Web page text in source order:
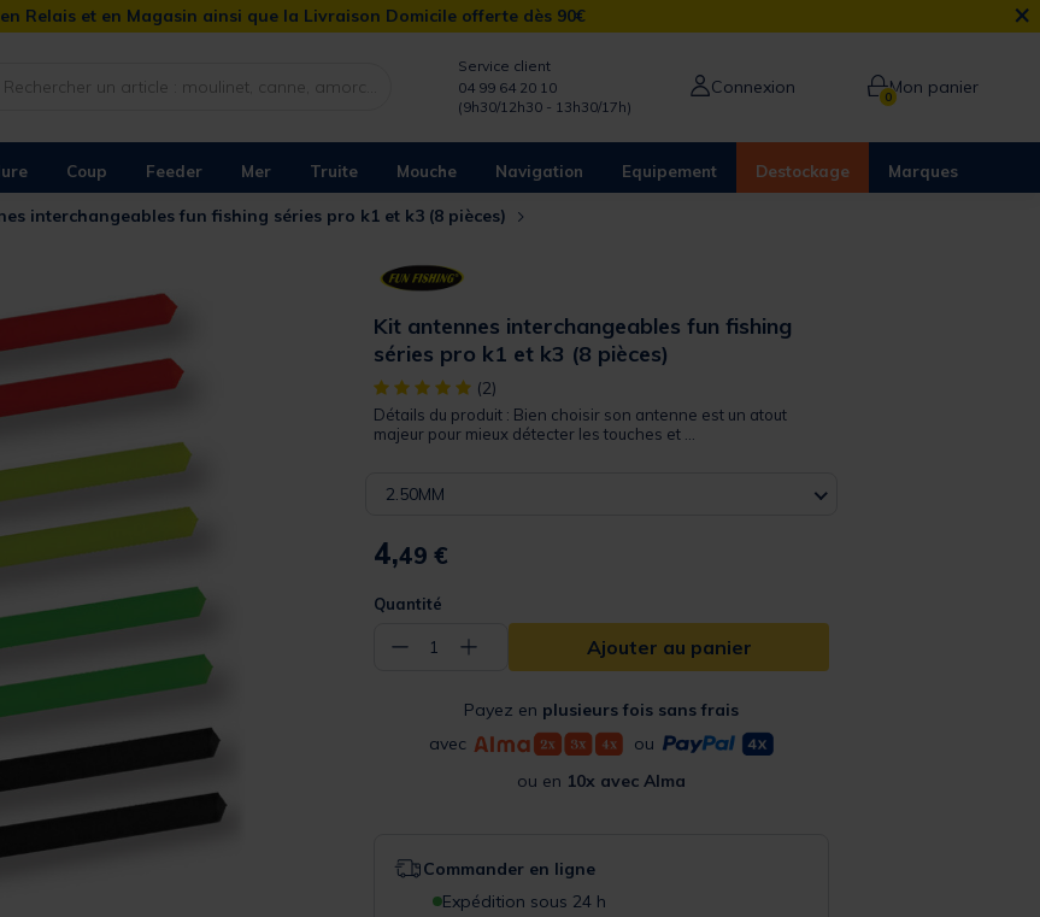
Relais et en Magasin ainsi que la Livraison Domicile offerte dès 90€ ×
Service client
04 99 64 20 10
(9h30/12h30 - 13h30/17h)
Connexion 0Mon panier
Coup Feeder Mer Truite Mouche Navigation Equipement Destockage Marques
interchangeables fun fishing séries pro k1 et k3 (8 pièces)
Kit antennes interchangeables fun fishing
séries pro k1 et k3 (8 pièces)
[object Object] out of 5 Customer Rating
(2)
Détails du produit : Bien choisir son antenne est un atout
majeur pour mieux détecter les touches et ...
2.50MM
4,49 €
Quantité
− 1 + Ajouter au panier
Payez en plusieurs fois sans frais
avec
ou
ou en 10x avec Alma
Commander en ligne
Expédition sous 24 h